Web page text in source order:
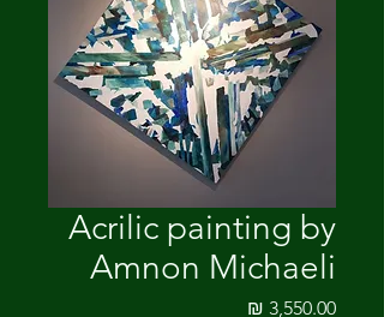
Acrilic painting by
Amnon Michaeli